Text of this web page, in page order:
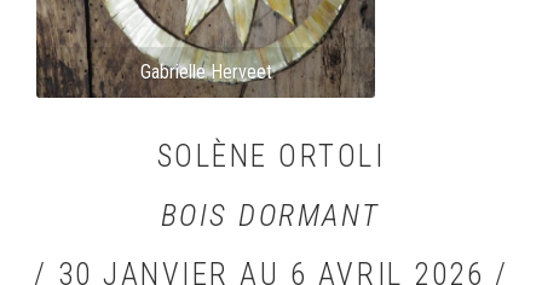
Gabrielle Herveet
SOLÈNE ORTOLI
BOIS DORMANT
/ 30 JANVIER AU 6 AVRIL 2026 /